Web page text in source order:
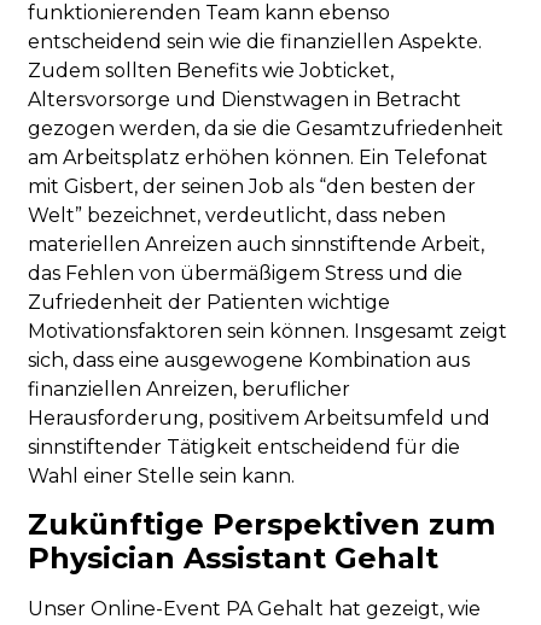
funktionierenden Team kann ebenso
entscheidend sein wie die finanziellen Aspekte.
Zudem sollten Benefits wie Jobticket,
Altersvorsorge und Dienstwagen in Betracht
gezogen werden, da sie die Gesamtzufriedenheit
am Arbeitsplatz erhöhen können. Ein Telefonat
mit Gisbert, der seinen Job als “den besten der
Welt” bezeichnet, verdeutlicht, dass neben
materiellen Anreizen auch sinnstiftende Arbeit,
das Fehlen von übermäßigem Stress und die
Zufriedenheit der Patienten wichtige
Motivationsfaktoren sein können. Insgesamt zeigt
sich, dass eine ausgewogene Kombination aus
finanziellen Anreizen, beruflicher
Herausforderung, positivem Arbeitsumfeld und
sinnstiftender Tätigkeit entscheidend für die
Wahl einer Stelle sein kann.
Zukünftige Perspektiven zum
Physician Assistant Gehalt
Unser Online-Event PA Gehalt hat gezeigt, wie